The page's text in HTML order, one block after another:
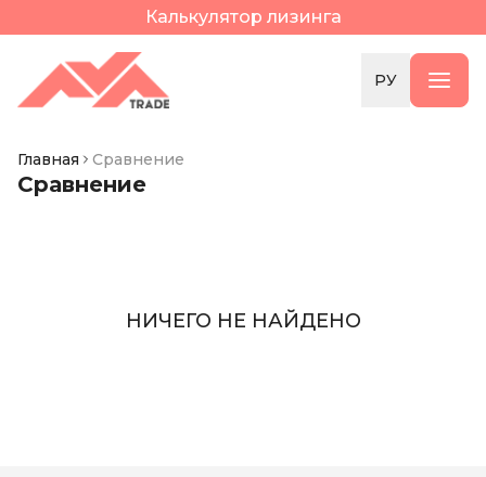
Калькулятор лизинга
РУ
Главная Сравнение
Сравнение
НИЧЕГО НЕ НАЙДЕНО